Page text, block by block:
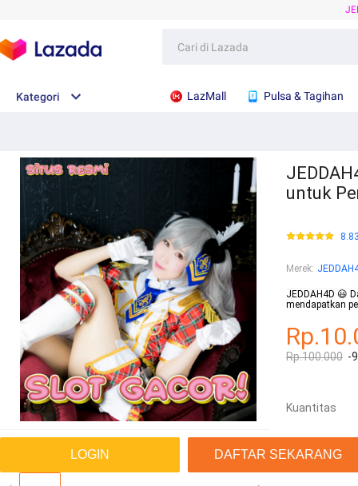
Kategori LazMall Pulsa & Tagihan
LOGIN DAFTAR SEKARANG
untuk
Merek:
JEDDAH4D 😃
mendapatkan
Rp.100.000 -
Kuantitas